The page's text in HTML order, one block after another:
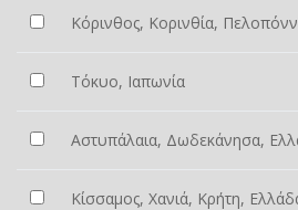
Κόρινθος, Κορινθία,
Τόκυο, Ιαπωνία
Αστυπάλαια, Δωδεκάνησα,
Κίσσαμος, Χανιά, Κρήτη,